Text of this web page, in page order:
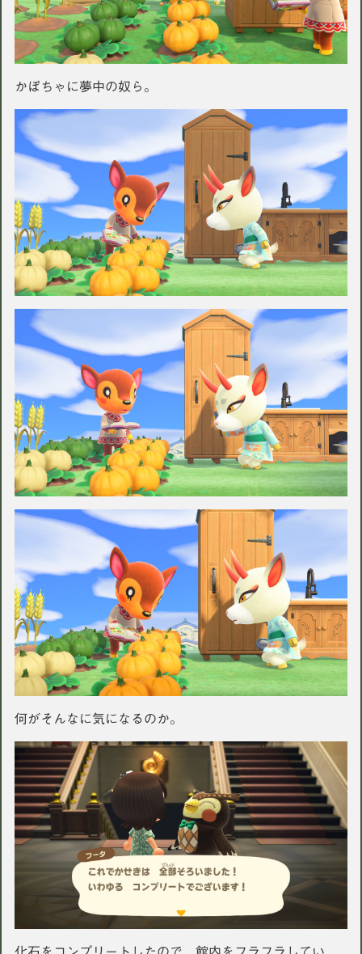
かぼちゃに夢中の奴ら。
何がそんなに気になるのか。
化石をコンプリートしたので、館内をフラフラしてい